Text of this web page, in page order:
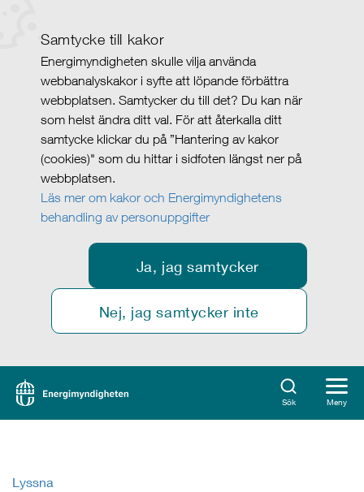
Samtycke till kakor
Energimyndigheten skulle vilja använda
webbanalyskakor i syfte att löpande förbättra
webbplatsen. Samtycker du till det? Du kan när
som helst ändra ditt val. För att återkalla ditt
samtycke klickar du på ”Hantering av kakor
(cookies)" som du hittar i sidfoten längst ner på
webbplatsen.
Läs mer om kakor och Energimyndighetens
behandling av personuppgifter
Ja, jag samtycker
Nej, jag samtycker inte
Sök Meny
Lyssna